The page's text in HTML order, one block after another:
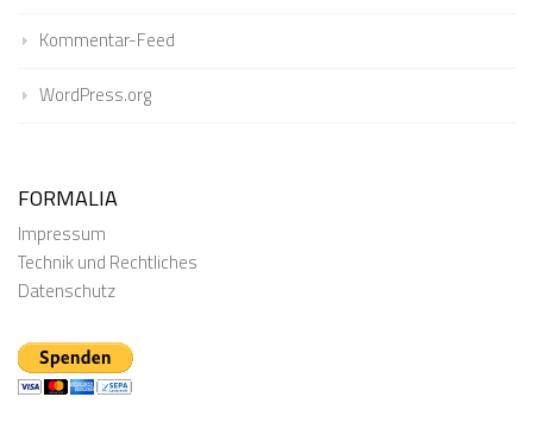
Kommentar-Feed
WordPress.org
FORMALIA
Impressum
Technik und Rechtliches
Datenschutz